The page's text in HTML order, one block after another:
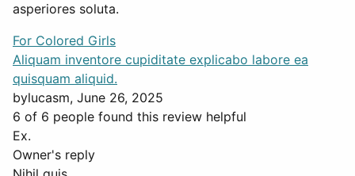
asperiores soluta.
For Colored Girls
Aliquam inventore cupiditate explicabo labore ea
quisquam aliquid.
bylucasm, June 26, 2025
6 of 6 people found this review helpful
Ex.
Owner's reply